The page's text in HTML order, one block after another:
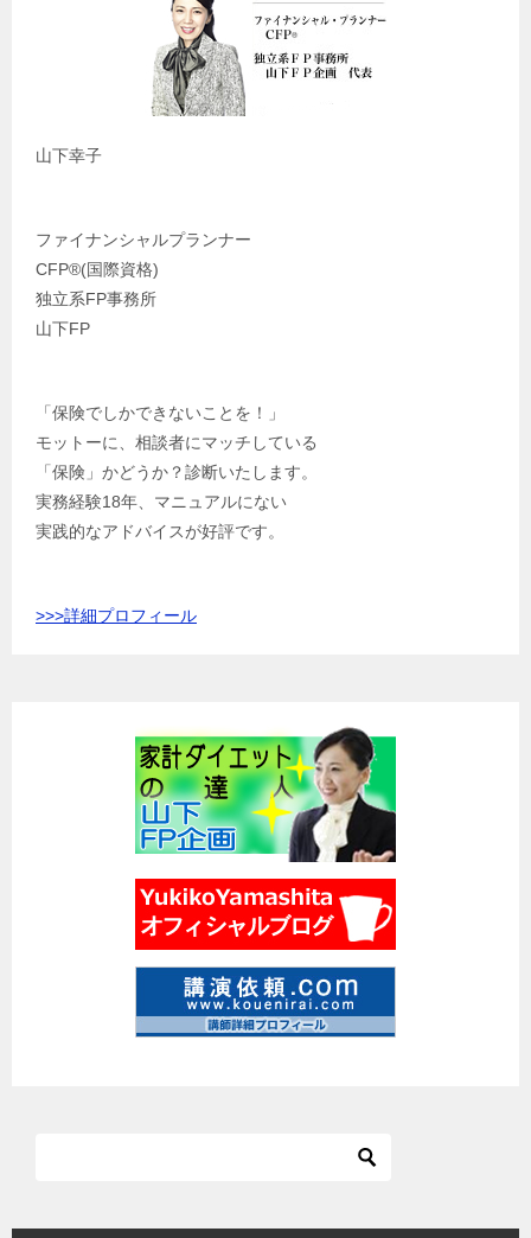
山下幸子
ファイナンシャルプランナー
CFP®️(国際資格)
独立系FP事務所
山下FP
「保険でしかできないことを！」
モットーに、相談者にマッチしている
「保険」かどうか？診断いたします。
実務経験18年、マニュアルにない
実践的なアドバイスが好評です。
>>>詳細プロフィール